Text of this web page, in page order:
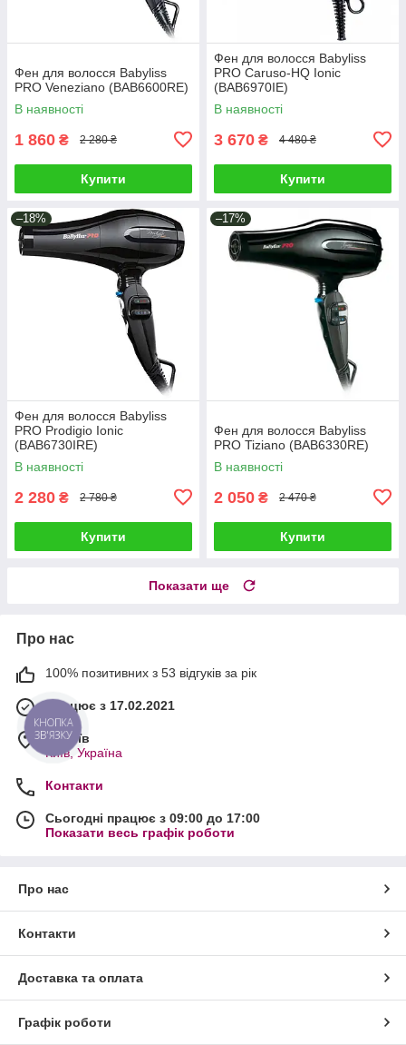
Фен для волосся Babyliss
PRO Veneziano (BAB6600RE)
В наявності
1 860 ₴ 2 280 ₴
Купити
Фен для волосся Babyliss
PRO Caruso-HQ Ionic
(BAB6970IE)
В наявності
3 670 ₴ 4 480 ₴
Купити
–18%
Фен для волосся Babyliss
PRO Prodigio Ionic
(BAB6730IRE)
В наявності
2 280 ₴ 2 780 ₴
Купити
–17%
Фен для волосся Babyliss
PRO Tiziano (BAB6330RE)
В наявності
2 050 ₴ 2 470 ₴
Купити
Показати ще
Про нас
100% позитивних з 53 відгуків за рік
Працює з 17.02.2021
м. Київ
Київ, Україна
Контакти
Сьогодні працює з 09:00 до 17:00
Показати весь графік роботи
Про нас
Контакти
Доставка та оплата
Графік роботи
КНОПКА
ЗВ'ЯЗКУ